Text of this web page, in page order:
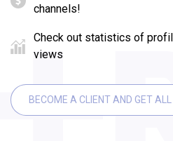
channels!
Check out statistics of
views
BECOME A CLIENT AND GET